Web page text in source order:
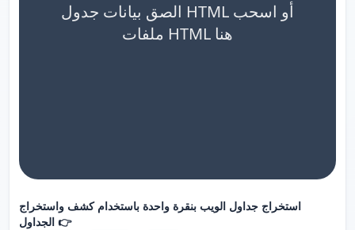
الصق بيانات جدول HTML أو اسحب
ملفات HTML هنا
استخراج جداول الويب بنقرة واحدة باستخدام كشف واستخراج
الجداول 👉